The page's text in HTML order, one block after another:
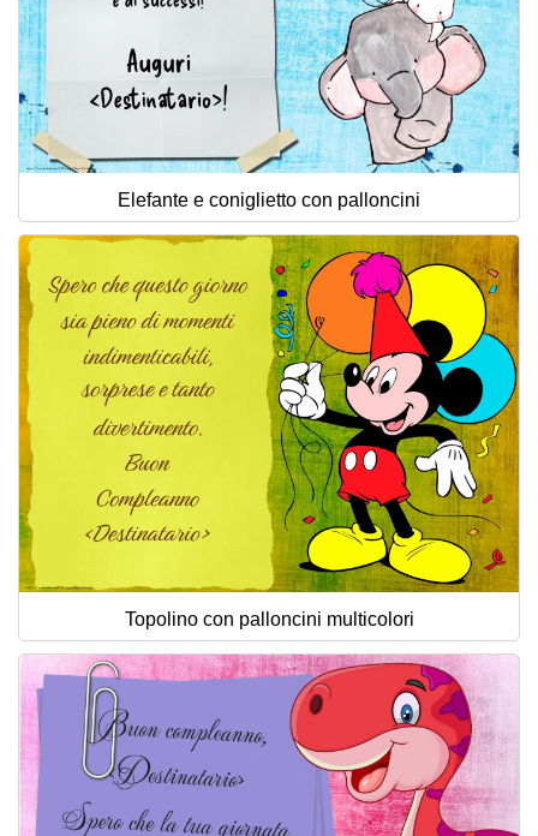
Elefante e coniglietto con palloncini
Topolino con palloncini multicolori